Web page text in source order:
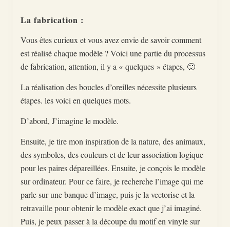
La fabrication :
Vous êtes curieux et vous avez envie de savoir comment
est réalisé chaque modèle ? Voici une partie du processus
de fabrication, attention, il y a « quelques » étapes, 🙂
La réalisation des boucles d’oreilles nécessite plusieurs
étapes. les voici en quelques mots.
D’abord, J’imagine le modèle.
Ensuite, je tire mon inspiration de la nature, des animaux,
des symboles, des couleurs et de leur association logique
pour les paires dépareillées. Ensuite, je conçois le modèle
sur ordinateur. Pour ce faire, je recherche l’image qui me
parle sur une banque d’image, puis je la vectorise et la
retravaille pour obtenir le modèle exact que j’ai imaginé.
Puis, je peux passer à la découpe du motif en vinyle sur